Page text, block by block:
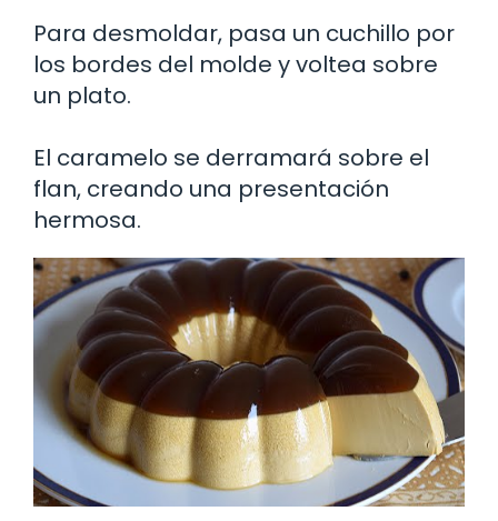
Para desmoldar, pasa un cuchillo por
los bordes del molde y voltea sobre
un plato.
El caramelo se derramará sobre el
flan, creando una presentación
hermosa.